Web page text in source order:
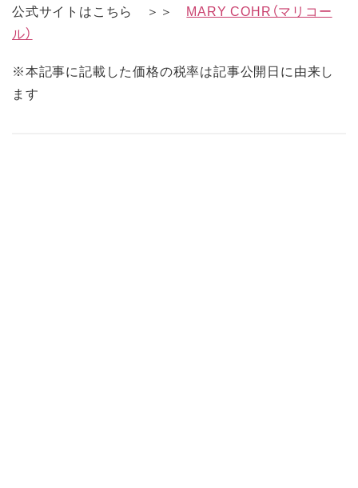
公式サイトはこちら ＞＞ MARY COHR（マリコー
ル）
※本記事に記載した価格の税率は記事公開日に由来し
ます